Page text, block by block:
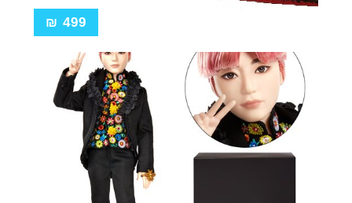
499
₪